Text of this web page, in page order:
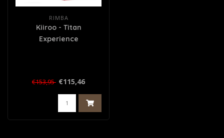
RIMBA
Kiiroo - Titan
Experience
€153,95 €115,46